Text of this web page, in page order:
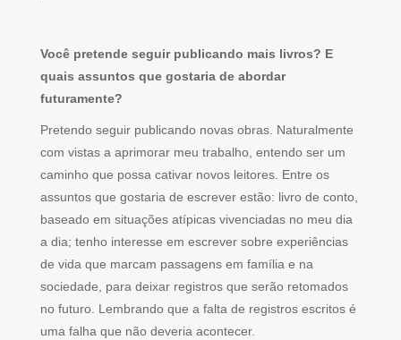
Você pretende seguir publicando mais livros? E
quais assuntos que gostaria de abordar
futuramente?
Pretendo seguir publicando novas obras. Naturalmente
com vistas a aprimorar meu trabalho, entendo ser um
caminho que possa cativar novos leitores. Entre os
assuntos que gostaria de escrever estão: livro de conto,
baseado em situações atípicas vivenciadas no meu dia
a dia; tenho interesse em escrever sobre experiências
de vida que marcam passagens em família e na
sociedade, para deixar registros que serão retomados
no futuro. Lembrando que a falta de registros escritos é
uma falha que não deveria acontecer.